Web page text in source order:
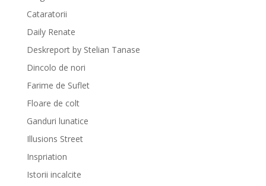
Cataratorii
Daily Renate
Deskreport by Stelian Tanase
Dincolo de nori
Farime de Suflet
Floare de colt
Ganduri lunatice
Illusions Street
Inspriation
Istorii incalcite